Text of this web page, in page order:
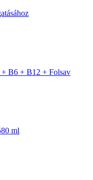
B6 + B12 + Folsav
ml